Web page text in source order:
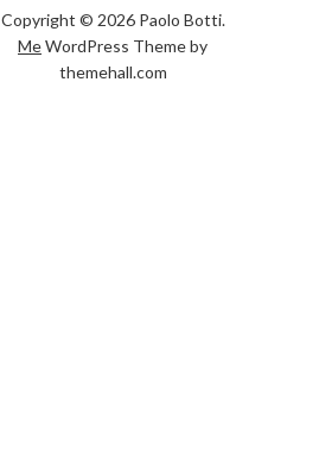
Copyright © 2026 Paolo Botti.
MeWordPress Theme by
themehall.com